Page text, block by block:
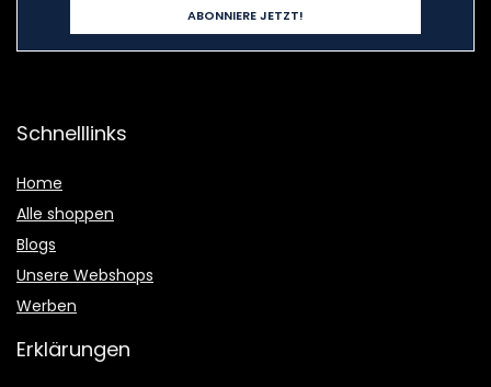
Schnelllinks
Home
Alle shoppen
Blogs
Unsere Webshops
Werben
Erklärungen